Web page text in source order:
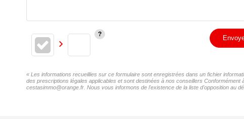
« Les informations recueillies sur ce formulaire sont enregistrées dans un fichier
des prescriptions légales applicables et sont destinées à nos conseillers
cestasimmo@orange.fr. Nous vous informons de l'existence de la liste d'opposition au